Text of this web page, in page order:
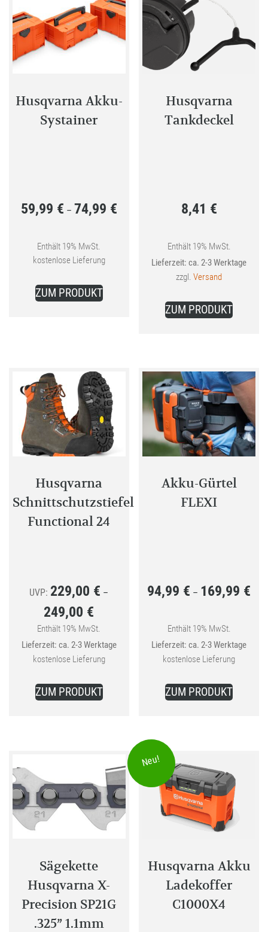
Husqvarna Akku-
Systainer
59,99 € – 74,99 €Preisspanne:
Enthält 19% MwSt.
kostenlose Lieferung
ZUM PRODUKTProdukt
Die
Optionen
können
auf
der
werden
Husqvarna
Tankdeckel
8,41 €
Enthält 19% MwSt.
Lieferzeit: ca. 2-3 Werktage
zzgl.Versand
ZUM PRODUKT
Husqvarna
Schnittschutzstiefel
Functional 24
UVP: 229,00 € –
249,00 €
229,00 €
bis
Enthält 19% MwSt.
Lieferzeit: ca. 2-3 Werktage
kostenlose Lieferung
ZUM PRODUKTProdukt
Varianten
auf.
Die
Optionen
können
auf
Produktseite
gewählt
werden
Akku-Gürtel
FLEXI
94,99 € – 169,99 €
Enthält 19% MwSt.
Lieferzeit: ca. 2-3 Werktage
kostenlose Lieferung
ZUM PRODUKTProdukt
Die
können
Sägekette
Husqvarna X-
Precision SP21G
.325” 1.1mm
Neu!
Husqvarna Akku
Ladekoffer
C1000X4